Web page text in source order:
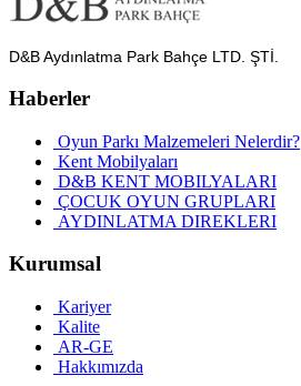
D&B Aydınlatma Park Bahçe LTD. ŞTİ.
Haberler
Oyun Parkı Malzemeleri Nelerdir?
Kent Mobilyaları
D&B KENT MOBILYALARI
ÇOCUK OYUN GRUPLARI
AYDINLATMA DIREKLERI
Kurumsal
Kariyer
Kalite
AR-GE
Hakkımızda